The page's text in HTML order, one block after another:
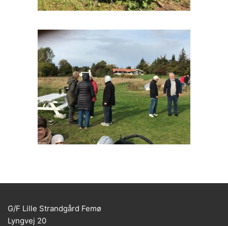
G/F Lille Strandgård Femø
Lyngvej 20